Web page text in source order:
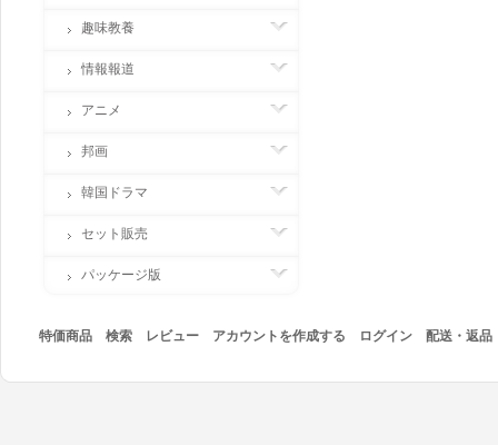
趣味教養
情報報道
アニメ
邦画
韓国ドラマ
セット販売
パッケージ版
特価商品 検索 レビュー アカウントを作成する ログイン 配送・返品